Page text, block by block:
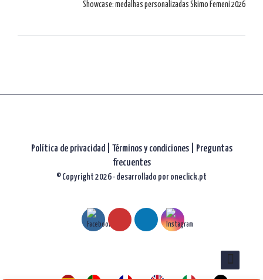
Showcase: medalhas personalizadas Skimo Femeni 2026
Política de privacidad| Términos y condiciones |
Preguntas
frecuentes
© Copyright 2026 - desarrollado por oneclick.pt